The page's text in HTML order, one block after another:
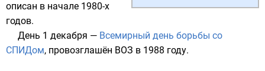
описан в начале 1980-х
годов.
День 1 декабря — Всемирный день борьбы со
СПИДом, провозглашён ВОЗ в 1988 году.